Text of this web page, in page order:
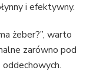
i efektywny.
żeber?”, warto
zarówno pod